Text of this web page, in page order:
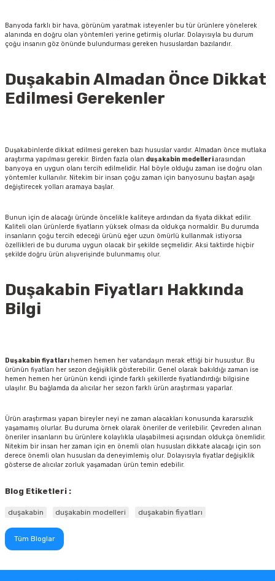
Banyoda farklı bir hava, görünüm yaratmak isteyenler bu tür ürünlere yönelerek
alanında en doğru olan yöntemleri yerine getirmiş olurlar. Dolayısıyla bu durum
çoğu insanın göz önünde bulundurması gereken hususlardan bazılarıdır.
Duşakabin Almadan Önce Dikkat
Edilmesi Gerekenler
Duşakabinlerde dikkat edilmesi gereken bazı hususlar vardır. Almadan önce mutlaka
araştırma yapılması gerekir. Birden fazla olan duşakabin modelleriarasından
banyoya en uygun olanı tercih edilmelidir. Hal böyle olduğu zaman ise doğru olan
yöntemler kullanılır. Nitekim bir insan çoğu zaman için banyosunu baştan aşağı
değiştirecek yolları aramaya başlar.
Bunun için de alacağı üründe öncelikle kaliteye ardından da fiyata dikkat edilir.
Kaliteli olan ürünlerde fiyatların yüksek olması da oldukça normaldir. Bu durumda
insanların çoğu tercih edeceği ürünü eğer uzun ömürlü kullanmak istiyorsa
özellikleri de bu duruma uygun olacak bir şekilde seçmelidir. Aksi taktirde hiçbir
şekilde doğru ürün alışverişinde bulunmamış olur.
Duşakabin Fiyatları Hakkında
Bilgi
Duşakabin fiyatları hemen hemen her vatandaşın merak ettiği bir husustur. Bu
ürünün fiyatları her sezon değişiklik gösterebilir. Genel olarak bakıldığı zaman ise
hemen hemen her ürünün kendi içinde farklı şekillerde fiyatlandırdığı bilgisine
ulaşılır. Bu bağlamda da alıcılar her sezon farklı ürün araştırması yaparlar.
Ürün araştırması yapan bireyler neyi ne zaman alacakları konusunda kararsızlık
yaşamamış olurlar. Bu duruma örnek olarak öneriler de verilebilir. Çevreden alınan
öneriler insanların bu ürünlere kolaylıkla ulaşabilmesi açısından oldukça önemlidir.
Nitekim bir insan her zaman için en önemli olan hususları dikkate alacağı için son
derece önemli olan hususları da deneyimlemiş olur. Dolayısıyla fiyatlar değişiklik
gösterse de alıcılar zorluk yaşamadan ürün temin edebilir.
Blog Etiketleri :
duşakabin duşakabin modelleri duşakabin fiyatları
Tüm Bloglar